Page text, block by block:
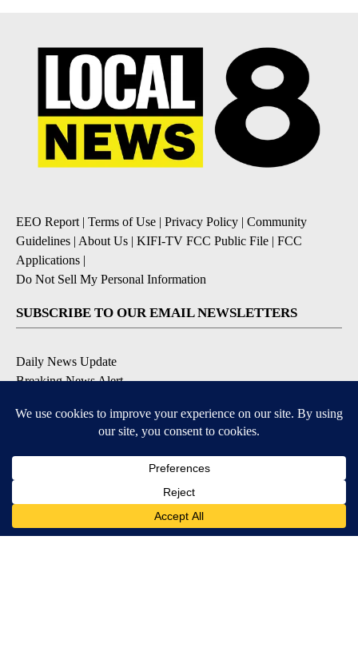
EEO Report| Terms of Use | Privacy Policy | Community
Guidelines | About Us | KIFI-TV FCC Public File | FCC
Applications |
Do Not Sell My Personal Information
SUBSCRIBE TO OUR EMAIL NEWSLETTERS
Daily News Update
Breaking News Alert
Severe Weather Alert
Contests and Promotions
DOWNLOAD OUR APPS
Available for iOS and Android